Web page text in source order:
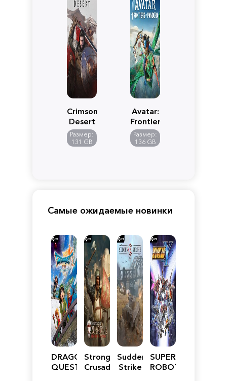
Crimson
Desert
Размер:
131 GB
Avatar:
Frontiers
of
Pandora
Размер:
136 GB
Самые ожидаемые новинки
DRAGON
QUEST
Stronghold
Crusader:
Sudden
Strike
SUPER
ROBOT